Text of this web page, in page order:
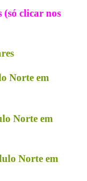
(só clicar nos
Norte em
Norte em
Norte em